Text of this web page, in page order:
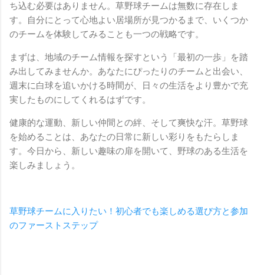
ち込む必要はありません。草野球チームは無数に存在しま
す。自分にとって心地よい居場所が見つかるまで、いくつか
のチームを体験してみることも一つの戦略です。
まずは、地域のチーム情報を探すという「最初の一歩」を踏
み出してみませんか。あなたにぴったりのチームと出会い、
週末に白球を追いかける時間が、日々の生活をより豊かで充
実したものにしてくれるはずです。
健康的な運動、新しい仲間との絆、そして爽快な汗。草野球
を始めることは、あなたの日常に新しい彩りをもたらしま
す。今日から、新しい趣味の扉を開いて、野球のある生活を
楽しみましょう。
草野球チームに入りたい！初心者でも楽しめる選び方と参加
のファーストステップ